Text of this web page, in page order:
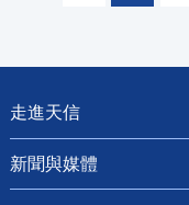
走進天信
新聞與媒體